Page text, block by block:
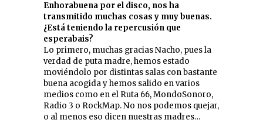
Enhorabuena por el disco, nos ha
transmitido muchas cosas y muy buenas.
¿Está teniendo la repercusión que
esperabais?
Lo primero, muchas gracias Nacho, pues la
verdad de puta madre, hemos estado
moviéndolo por distintas salas con bastante
buena acogida y hemos salido en varios
medios como en el Ruta 66, MondoSonoro,
Radio 3 o RockMap. No nos podemos quejar,
o al menos eso dicen nuestras madres…